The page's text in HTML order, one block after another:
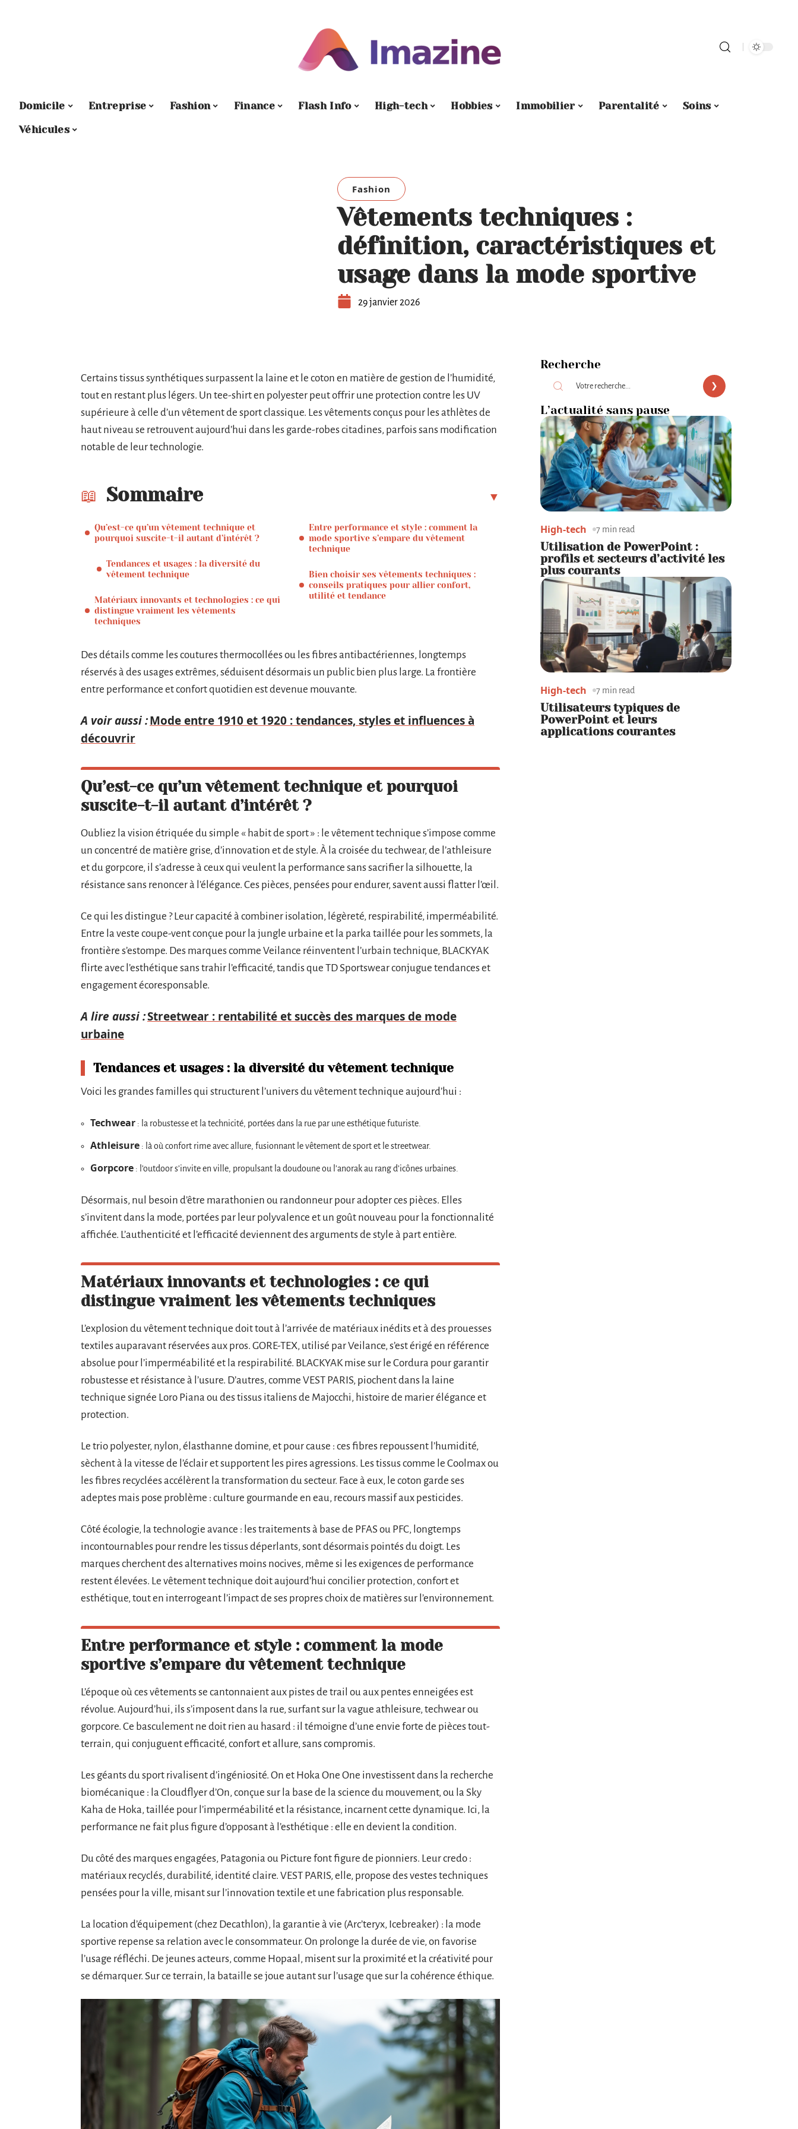
Domicile Entreprise Fashion Finance Flash Info High-tech Hobbies Immobilier Parentalité
Soins
Véhicules
Fashion
Vêtements techniques :
définition, caractéristiques et
usage dans la mode sportive
29 janvier 2026
Certains tissus synthétiques surpassent la laine et le coton en matière de gestion de l’humidité,
tout en restant plus légers. Un tee-shirt en polyester peut offrir une protection contre les UV
supérieure à celle d’un vêtement de sport classique. Les vêtements conçus pour les athlètes de
haut niveau se retrouvent aujourd’hui dans les garde-robes citadines, parfois sans modification
notable de leur technologie.
Sommaire
Qu’est-ce qu’un vêtement technique et
pourquoi suscite-t-il autant d’intérêt ?
Tendances et usages : la diversité du
vêtement technique
Matériaux innovants et technologies : ce qui
distingue vraiment les vêtements
techniques
Entre performance et style : comment la
mode sportive s’empare du vêtement
technique
Bien choisir ses vêtements techniques :
conseils pratiques pour allier confort,
utilité et tendance
Des détails comme les coutures thermocollées ou les fibres antibactériennes, longtemps
réservés à des usages extrêmes, séduisent désormais un public bien plus large. La frontière
entre performance et confort quotidien est devenue mouvante.
A voir aussi :Mode entre 1910 et 1920 : tendances, styles et influences à
découvrir
Qu’est-ce qu’un vêtement technique et pourquoi
suscite-t-il autant d’intérêt ?
Oubliez la vision étriquée du simple « habit de sport » : le vêtement technique s’impose comme
un concentré de matière grise, d’innovation et de style. À la croisée du techwear, de l’athleisure
et du gorpcore, il s’adresse à ceux qui veulent la performance sans sacrifier la silhouette, la
résistance sans renoncer à l’élégance. Ces pièces, pensées pour endurer, savent aussi flatter l’œil.
Ce qui les distingue ? Leur capacité à combiner isolation, légèreté, respirabilité, imperméabilité.
Entre la veste coupe-vent conçue pour la jungle urbaine et la parka taillée pour les sommets, la
frontière s’estompe. Des marques comme Veilance réinventent l’urbain technique, BLACKYAK
flirte avec l’esthétique sans trahir l’efficacité, tandis que TD Sportswear conjugue tendances et
engagement écoresponsable.
A lire aussi :Streetwear : rentabilité et succès des marques de mode
urbaine
Tendances et usages : la diversité du vêtement technique
Voici les grandes familles qui structurent l’univers du vêtement technique aujourd’hui :
Techwear : la robustesse et la technicité, portées dans la rue par une esthétique futuriste.
Athleisure : là où confort rime avec allure, fusionnant le vêtement de sport et le streetwear.
Gorpcore : l’outdoor s’invite en ville, propulsant la doudoune ou l’anorak au rang d’icônes urbaines.
Désormais, nul besoin d’être marathonien ou randonneur pour adopter ces pièces. Elles
s’invitent dans la mode, portées par leur polyvalence et un goût nouveau pour la fonctionnalité
affichée. L’authenticité et l’efficacité deviennent des arguments de style à part entière.
Matériaux innovants et technologies : ce qui
distingue vraiment les vêtements techniques
L’explosion du vêtement technique doit tout à l’arrivée de matériaux inédits et à des prouesses
textiles auparavant réservées aux pros. GORE-TEX, utilisé par Veilance, s’est érigé en référence
absolue pour l’imperméabilité et la respirabilité. BLACKYAK mise sur le Cordura pour garantir
robustesse et résistance à l’usure. D’autres, comme VEST PARIS, piochent dans la laine
technique signée Loro Piana ou des tissus italiens de Majocchi, histoire de marier élégance et
protection.
Le trio polyester, nylon, élasthanne domine, et pour cause : ces fibres repoussent l’humidité,
sèchent à la vitesse de l’éclair et supportent les pires agressions. Les tissus comme le Coolmax ou
les fibres recyclées accélèrent la transformation du secteur. Face à eux, le coton garde ses
adeptes mais pose problème : culture gourmande en eau, recours massif aux pesticides.
Côté écologie, la technologie avance : les traitements à base de PFAS ou PFC, longtemps
incontournables pour rendre les tissus déperlants, sont désormais pointés du doigt. Les
marques cherchent des alternatives moins nocives, même si les exigences de performance
restent élevées. Le vêtement technique doit aujourd’hui concilier protection, confort et
esthétique, tout en interrogeant l’impact de ses propres choix de matières sur l’environnement.
Entre performance et style : comment la mode
sportive s’empare du vêtement technique
L’époque où ces vêtements se cantonnaient aux pistes de trail ou aux pentes enneigées est
révolue. Aujourd’hui, ils s’imposent dans la rue, surfant sur la vague athleisure, techwear ou
gorpcore. Ce basculement ne doit rien au hasard : il témoigne d’une envie forte de pièces tout-
terrain, qui conjuguent efficacité, confort et allure, sans compromis.
Les géants du sport rivalisent d’ingéniosité. On et Hoka One One investissent dans la recherche
biomécanique : la Cloudflyer d’On, conçue sur la base de la science du mouvement, ou la Sky
Kaha de Hoka, taillée pour l’imperméabilité et la résistance, incarnent cette dynamique. Ici, la
performance ne fait plus figure d’opposant à l’esthétique : elle en devient la condition.
Du côté des marques engagées, Patagonia ou Picture font figure de pionniers. Leur credo :
matériaux recyclés, durabilité, identité claire. VEST PARIS, elle, propose des vestes techniques
pensées pour la ville, misant sur l’innovation textile et une fabrication plus responsable.
La location d’équipement (chez Decathlon), la garantie à vie (Arc’teryx, Icebreaker) : la mode
sportive repense sa relation avec le consommateur. On prolonge la durée de vie, on favorise
l’usage réfléchi. De jeunes acteurs, comme Hopaal, misent sur la proximité et la créativité pour
se démarquer. Sur ce terrain, la bataille se joue autant sur l’usage que sur la cohérence éthique.
Recherche
L’actualité sans pause
High-tech 7 min read
Utilisation de PowerPoint :
profils et secteurs d’activité les
plus courants
High-tech 7 min read
Utilisateurs typiques de
PowerPoint et leurs
applications courantes